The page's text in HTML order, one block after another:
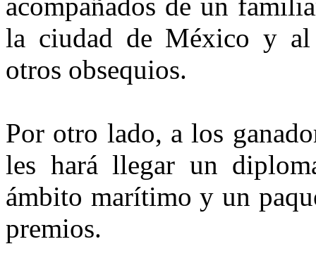
la ciudad de México y al
otros obsequios.
Por otro lado, a los
les hará llegar un
ámbito marítimo y un
premios.